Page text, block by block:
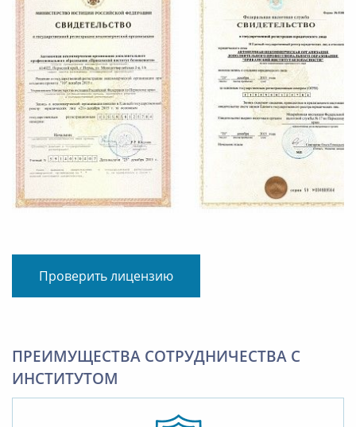
Проверить лицензию
ПРЕИМУЩЕСТВА СОТРУДНИЧЕСТВА С
ИНСТИТУТОМ